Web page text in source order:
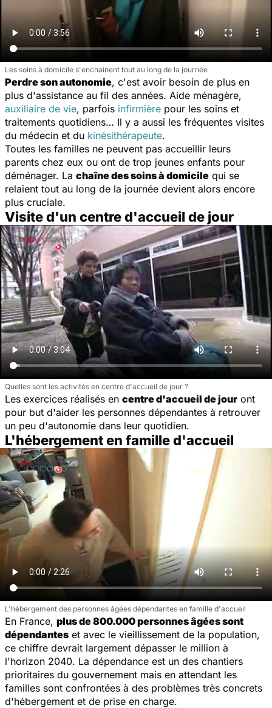
Les soins à domicile s'enchainent tout au long de la journée
Perdre son autonomie, c'est avoir besoin de plus en
plus d'assistance au fil des années. Aide ménagère,
auxiliaire de vie, parfois infirmière pour les soins et
traitements quotidiens… Il y a aussi les fréquentes visites
du médecin et du kinésithérapeute.
Toutes les familles ne peuvent pas accueillir leurs
parents chez eux ou ont de trop jeunes enfants pour
déménager. La chaîne des soins à domicile qui se
relaient tout au long de la journée devient alors encore
plus cruciale.
Visite d'un centre d'accueil de jour
Quelles sont les activités en centre d'accueil de jour ?
Les exercices réalisés en centre d'accueil de jour ont
pour but d'aider les personnes dépendantes à retrouver
un peu d'autonomie dans leur quotidien.
L'hébergement en famille d'accueil
L'hébergement des personnes âgées dépendantes en famille d'accueil
En France, plus de 800.000 personnes âgées sont
dépendantes et avec le vieillissement de la population,
ce chiffre devrait largement dépasser le million à
l'horizon 2040. La dépendance est un des chantiers
prioritaires du gouvernement mais en attendant les
familles sont confrontées à des problèmes très concrets
d'hébergement et de prise en charge.